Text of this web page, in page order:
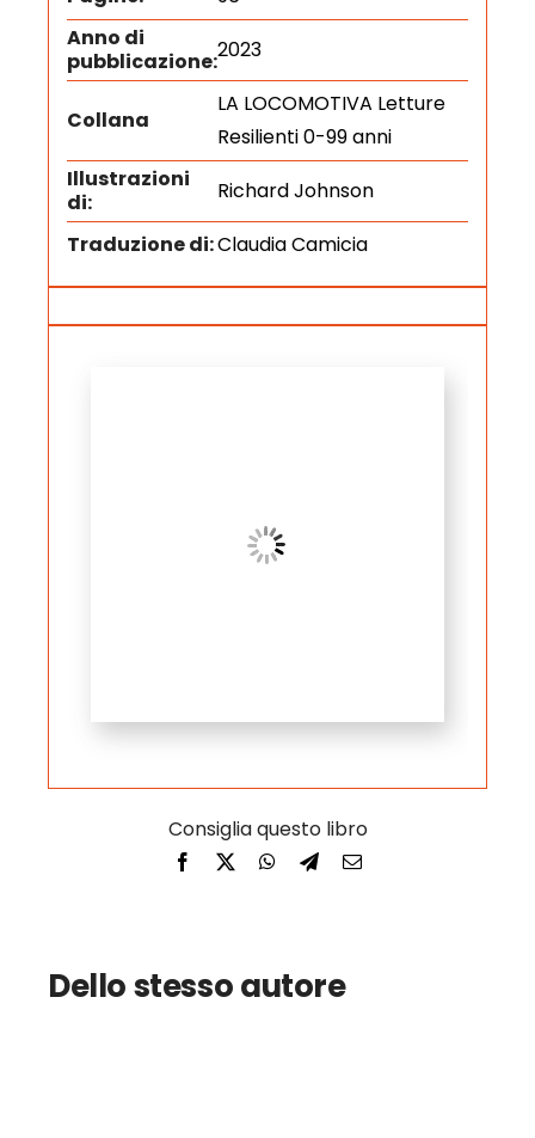
Anno di
pubblicazione:2023
Collana
LA LOCOMOTIVA Letture
Resilienti 0-99 anni
Illustrazioni
di:
Richard Johnson
Traduzione di:Claudia Camicia
Dello stesso autore